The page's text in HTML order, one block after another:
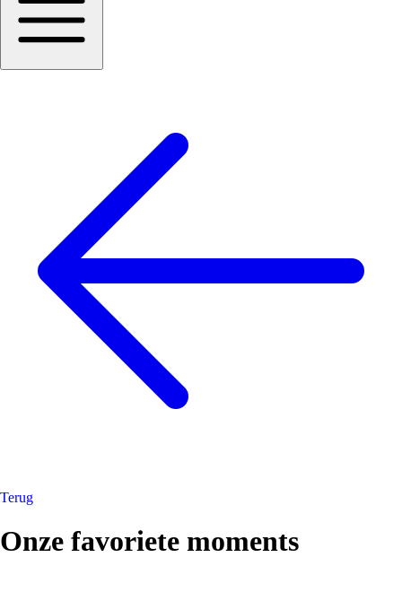
Terug
Onze favoriete moments